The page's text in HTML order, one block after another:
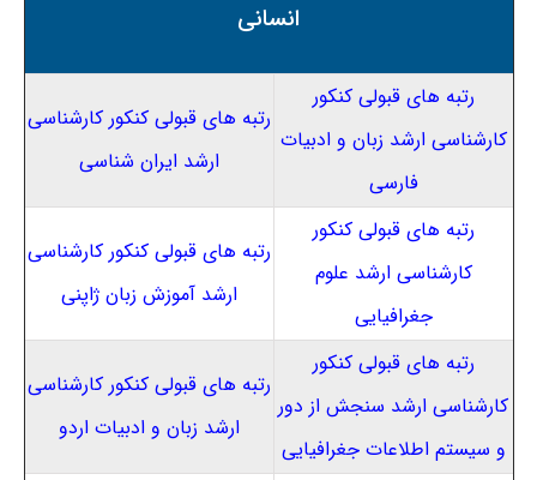
انسانی
رتبه های قبولی کنکور
کارشناسی ارشد زبان و ادبیات
فارسی
رتبه های قبولی کنکور کارشناسی
ارشد ایران شناسی
رتبه های قبولی کنکور
کارشناسی ارشد علوم
جغرافیایی
رتبه های قبولی کنکور کارشناسی
ارشد آموزش زبان ژاپنی
رتبه های قبولی کنکور
کارشناسی ارشد سنجش از دور
و سیستم اطلاعات جغرافیایی
رتبه های قبولی کنکور کارشناسی
ارشد زبان و ادبیات اردو